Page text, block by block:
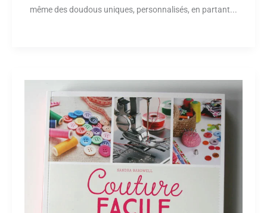
même des doudous uniques, personnalisés, en partant...